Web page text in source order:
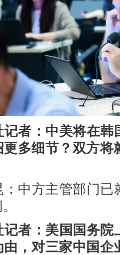
记者：中美将在韩
更多细节？双方
：中方主管部门已
记者：美国国务院
由，对三家中国